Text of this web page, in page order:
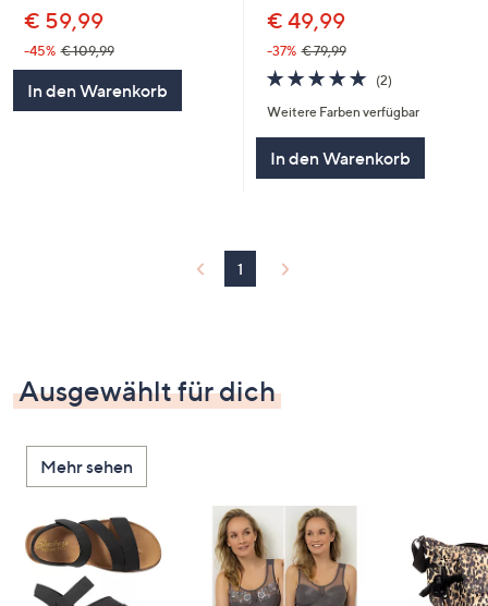
€ 59,99
-45% € 109,99
In den Warenkorb
€ 49,99
-37% € 79,99
5.0
von
5
(2)2
Weitere Farben verfügbar
In den Warenkorb
1
Ausgewählt für dich
Mehr sehen